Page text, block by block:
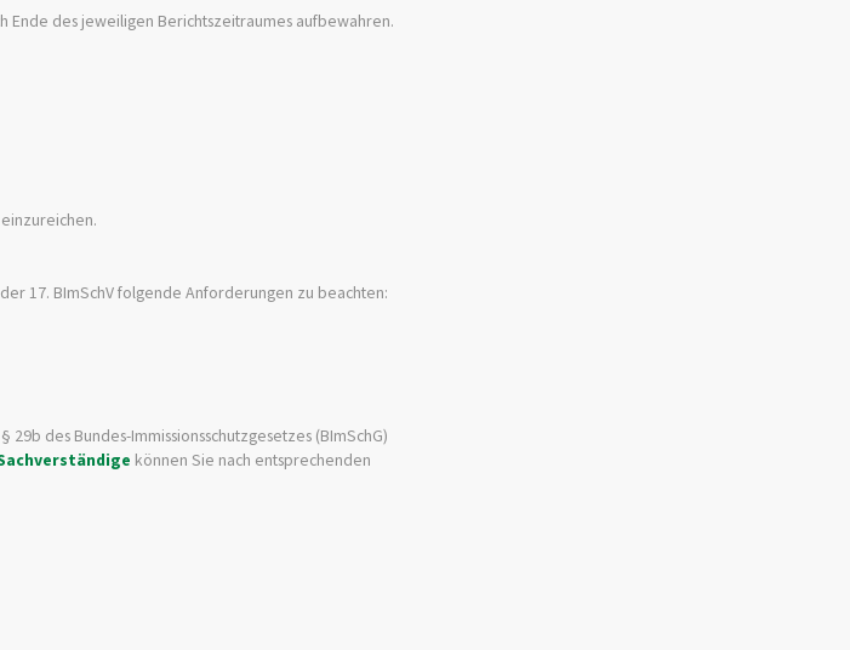
Ende des jeweiligen Berichtszeitraumes aufbewahren.
17. BImSchV folgende Anforderungen zu beachten:
des Bundes-Immissionsschutzgesetzes (BImSchG)
können Sie nach entsprechenden